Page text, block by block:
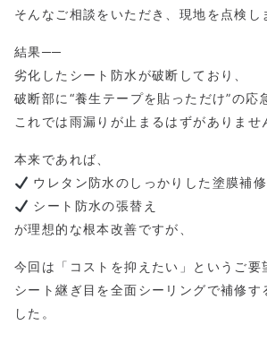
そんなご相談をいただき、現地を点検し
結果──
劣化したシート防水が破断しており、
破断部に“養生テープを貼っただけ”の応
これでは雨漏りが止まるはずがありませ
本来であれば、
ウレタン防水のしっかりした塗膜補修
シート防水の張替え
が理想的な根本改善ですが、
今回は「コストを抑えたい」というご要
シート継ぎ目を全面シーリングで補修す
した。